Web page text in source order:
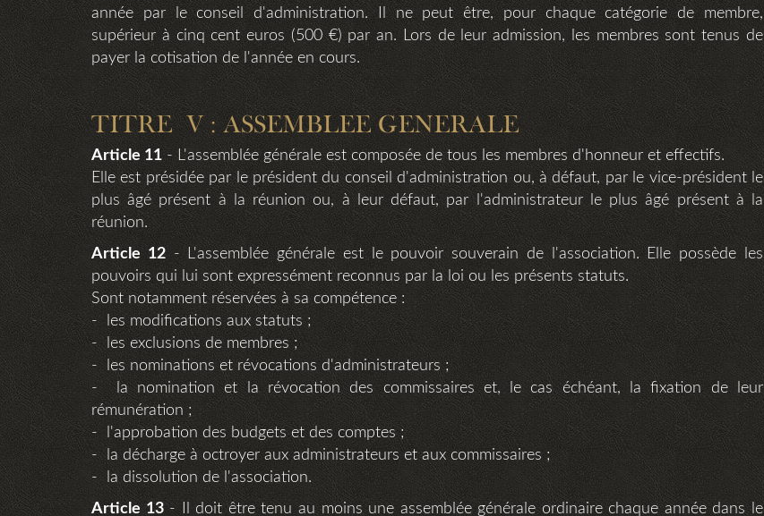
année par le conseil d'administration. Il ne peut être, pour chaque catégorie de membre,
supérieur à cinq cent euros (500 €) par an. Lors de leur admission, les membres sont tenus de
payer la cotisation de l'année en cours.
TITRE V : ASSEMBLEE GENERALE
Article 11 - L'assemblée générale est composée de tous les membres d'honneur et effectifs.
Elle est présidée par le président du conseil d'administration ou, à défaut, par le vice-président le
plus âgé présent à la réunion ou, à leur défaut, par l'administrateur le plus âgé présent à la
réunion.
Article 12- L'assemblée générale est le pouvoir souverain de l'association. Elle possède les
pouvoirs qui lui sont expressément reconnus par la loi ou les présents statuts.
Sont notamment réservées à sa compétence :
- les modifications aux statuts ;
- les exclusions de membres ;
- les nominations et révocations d'administrateurs ;
- la nomination et la révocation des commissaires et, le cas échéant, la fixation de leur
rémunération ;
- l'approbation des budgets et des comptes ;
- la décharge à octroyer aux administrateurs et aux commissaires ;
- la dissolution de l'association.
Article 13- Il doit être tenu au moins une assemblée générale ordinaire chaque année dans le